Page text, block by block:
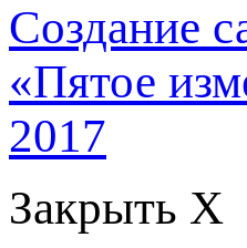
Создание
«Пятое
2017
Закрыть X